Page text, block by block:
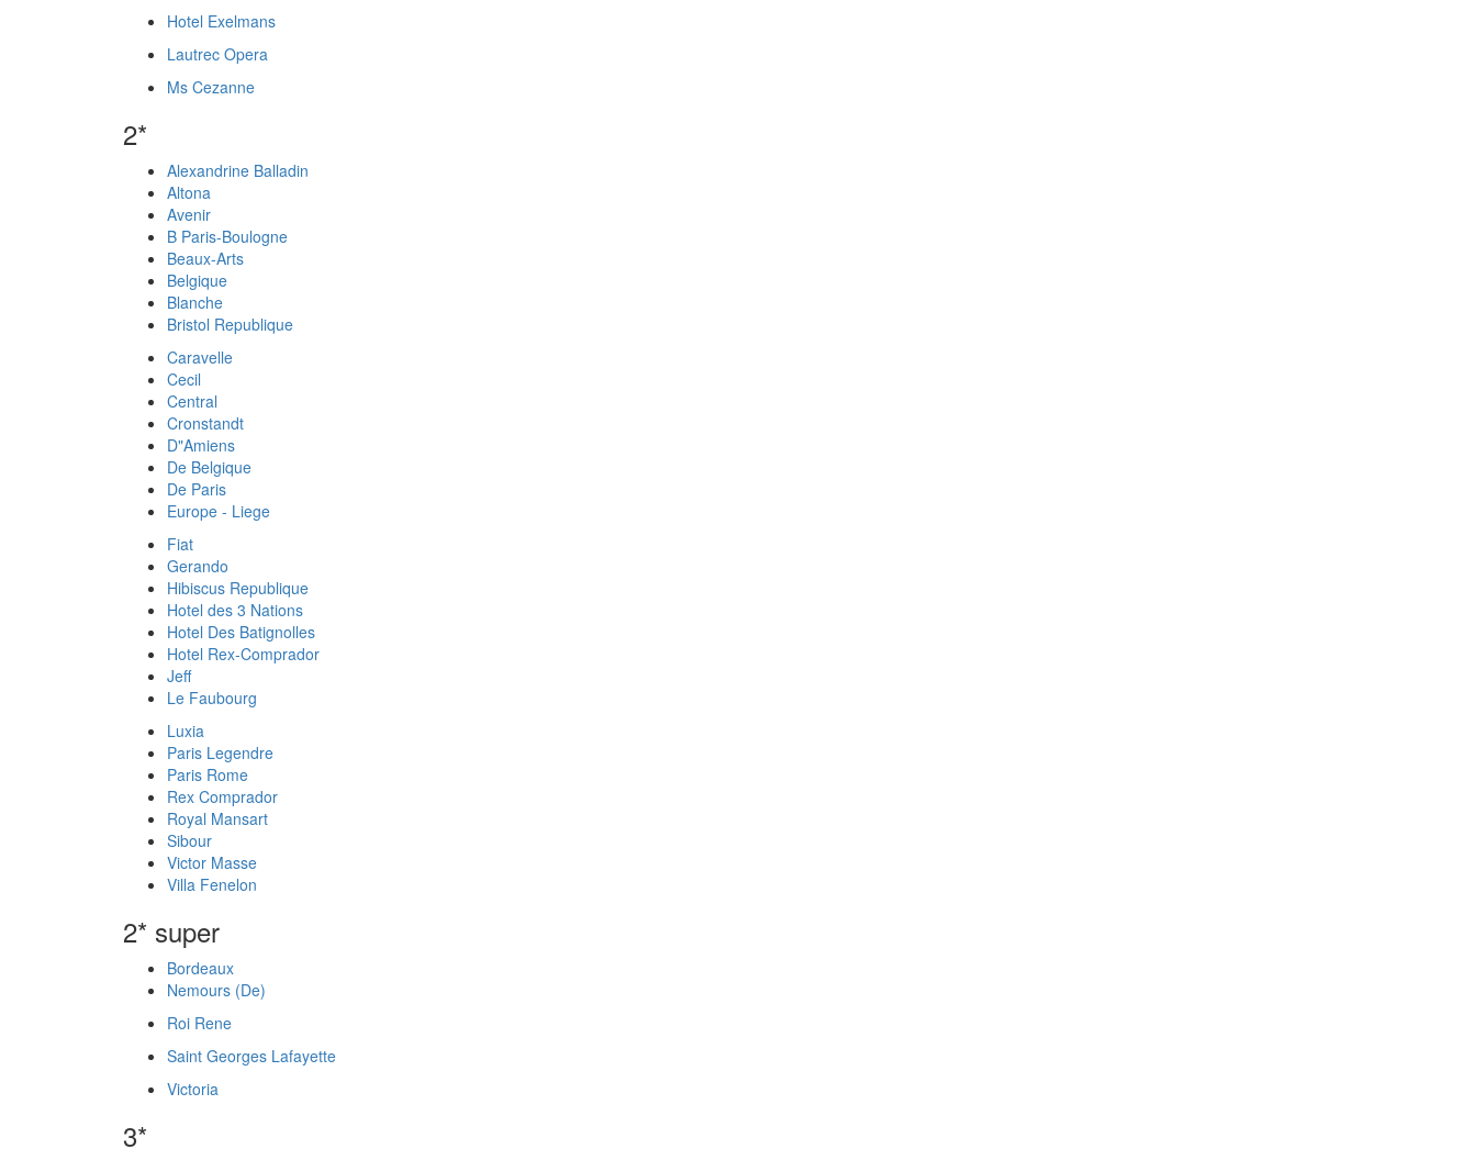
Hotel Exelmans
Lautrec Opera
Ms Cezanne
2*
Alexandrine Balladin
Altona
Avenir
B Paris-Boulogne
Beaux-Arts
Belgique
Blanche
Bristol Republique
Caravelle
Cecil
Central
Cronstandt
D"Amiens
De Belgique
De Paris
Europe - Liege
Fiat
Gerando
Hibiscus Republique
Hotel des 3 Nations
Hotel Des Batignolles
Hotel Rex-Comprador
Jeff
Le Faubourg
Luxia
Paris Legendre
Paris Rome
Rex Comprador
Royal Mansart
Sibour
Victor Masse
Villa Fenelon
2* super
Bordeaux
Nemours (De)
Roi Rene
Saint Georges Lafayette
Victoria
3*